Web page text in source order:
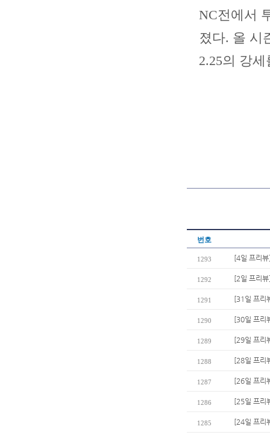
NC전에서
졌다. 올 시
2.25의 강
번호
1293 [4일 프리
1292 [2일 프리
1291 [31일 프리
1290 [30일 프리
1289 [29일 프리
1288 [28일 프리
1287 [26일 프리
1286 [25일 프리
1285 [24일 프리